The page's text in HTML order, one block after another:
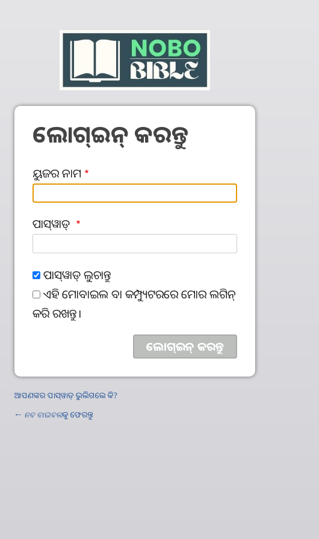
ଲୋଗ୍‍ଇନ୍‍ କରନ୍ତୁ
ୟୁଜର ନାମ
ପାସ୍‌ୱାଡ୍‌
ପାସ୍‌ୱାଡ୍‌ ଲୁଚାନ୍ତୁ
ଏହି ମୋବାଇଲ ବା କମ୍ପ୍ୟୁଟରରେ ମୋର ଲଗିନ୍‌
କରି ରଖନ୍ତୁ।
ଆପଣଙ୍କର ପାସ୍‌ୱାଡ୍‌ ଭୁଲିଗଲେ କି?
← ନବ ବାଇବଲକୁ ଫେରନ୍ତୁ